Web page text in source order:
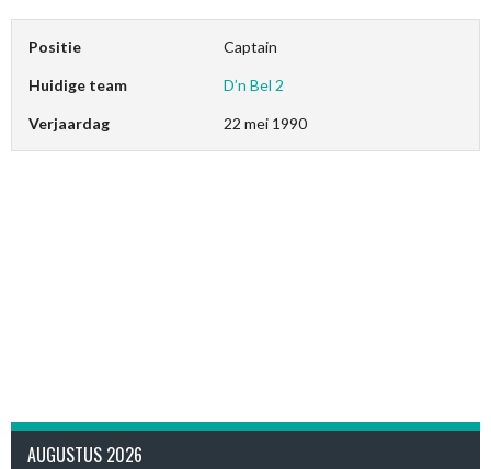
Positie Captain
Huidige team D’n Bel 2
Verjaardag 22 mei 1990
AUGUSTUS 2026